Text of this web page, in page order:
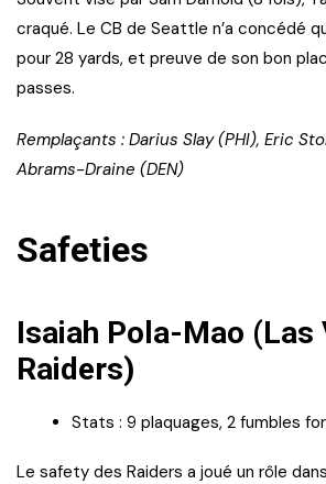
craqué. Le CB de Seattle n’a concédé
pour 28 yards, et preuve de son bon
passes.
Remplaçants : Darius Slay (PHI), Eric
Abrams-Draine (DEN)
Safeties
Isaiah Pola-Mao (Las
Raiders)
Stats : 9 plaquages, 2 fumbles
Le safety des Raiders a joué un rôle